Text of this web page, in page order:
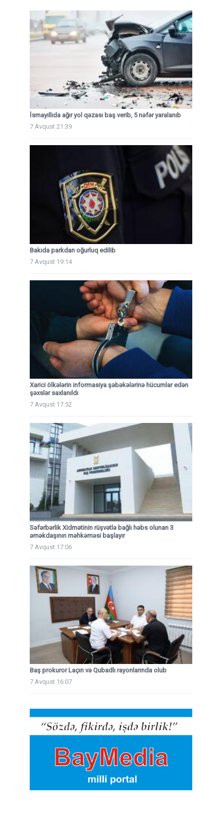
İsmayıllıda ağır yol qəzası baş verib, 5 nəfər yaralanıb
7 Avqust 21:39
Bakıda parkdan oğurluq edilib
7 Avqust 19:14
Xarici ölkələrin informasiya şəbəkələrinə hücumlar edən
şəxslər saxlanıldı
7 Avqust 17:52
Səfərbərlik Xidmətinin rüşvətlə bağlı həbs olunan 3
əməkdaşının məhkəməsi başlayır
7 Avqust 17:06
Baş prokuror Laçın və Qubadlı rayonlarında olub
7 Avqust 16:07